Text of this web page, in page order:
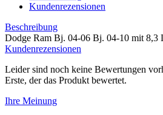
Kundenrezensionen
Beschreibung
Dodge Ram Bj. 04-06 Bj. 04-10 mit 8,3
Kundenrezensionen
Leider sind noch keine Bewertungen
Erste, der das Produkt bewertet.
Ihre Meinung